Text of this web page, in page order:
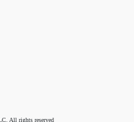
All rights reserved